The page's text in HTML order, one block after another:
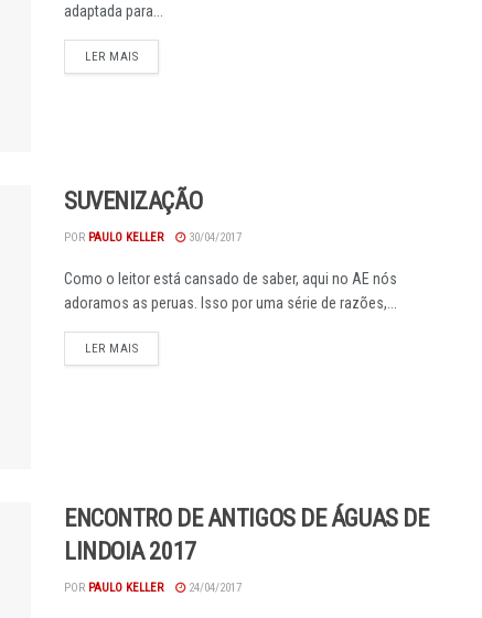
adaptada para...
LER MAISDETAILS
SUVENIZAÇÃO
POR PAULO KELLER 30/04/2017
Como o leitor está cansado de saber, aqui no AE nós
adoramos as peruas. Isso por uma série de razões,...
LER MAISDETAILS
ENCONTRO DE ANTIGOS DE ÁGUAS DE
LINDOIA 2017
POR PAULO KELLER 24/04/2017